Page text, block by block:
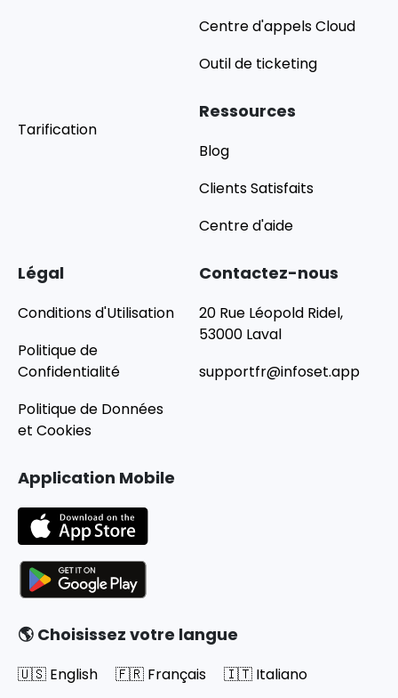
Centre d'appels Cloud
Outil de ticketing
Tarification
Ressources
Blog
Clients Satisfaits
Centre d'aide
Légal
Conditions d'Utilisation
Politique de
Confidentialité
Politique de Données
et Cookies
Contactez-nous
20 Rue Léopold Ridel,
53000 Laval
supportfr@infoset.app
Application Mobile
🌎 Choisissez votre langue
🇺🇸 English 🇫🇷 Français 🇮🇹 Italiano